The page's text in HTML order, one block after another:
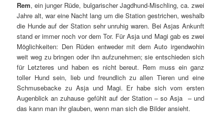
Rem, ein junger Rüde, bulgarischer Jagdhund-Mischling, ca. zwei
Jahre alt, war eine Nacht lang um die Station gestrichen, weshalb
die Hunde auf der Station sehr unruhig waren. Bei Asjas Ankunft
stand er immer noch vor dem Tor. Für Asja und Magi gab es zwei
Möglichkeiten: Den Rüden entweder mit dem Auto irgendwohin
weit weg zu bringen oder ihn aufzunehmen; sie entschieden sich
für Letzteres und haben es nicht bereut. Rem muss ein ganz
toller Hund sein, lieb und freundlich zu allen Tieren und eine
Schmusebacke zu Asja und Magi. Er habe sich vom ersten
Augenblick an zuhause gefühlt auf der Station – so Asja – und
das kann man ihr glauben, wenn man sich die Bilder ansieht.